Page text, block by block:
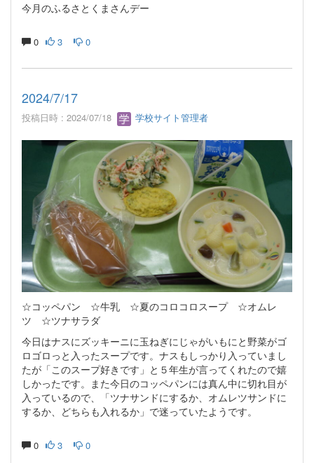
今月のふるさとくまさんデー
0 3 0
2024/7/17
投稿日時 : 2024/07/18 学校サイト管理者
☆コッペパン ☆牛乳 ☆夏のコロコロスープ ☆オムレ
ツ ☆ツナサラダ
今日はナスにズッキーニに玉ねぎにじゃがいもにと野菜がゴ
ロゴロっと入ったスープです。ナスもしっかり入っていまし
たが「このスープ好きです」と５年生が言ってくれたので嬉
しかったです。また今日のコッペパンには真ん中に切れ目が
入っているので、「ツナサンドにするか、オムレツサンドに
するか、どちらも入れるか」で迷っていたようです。
0 3 0